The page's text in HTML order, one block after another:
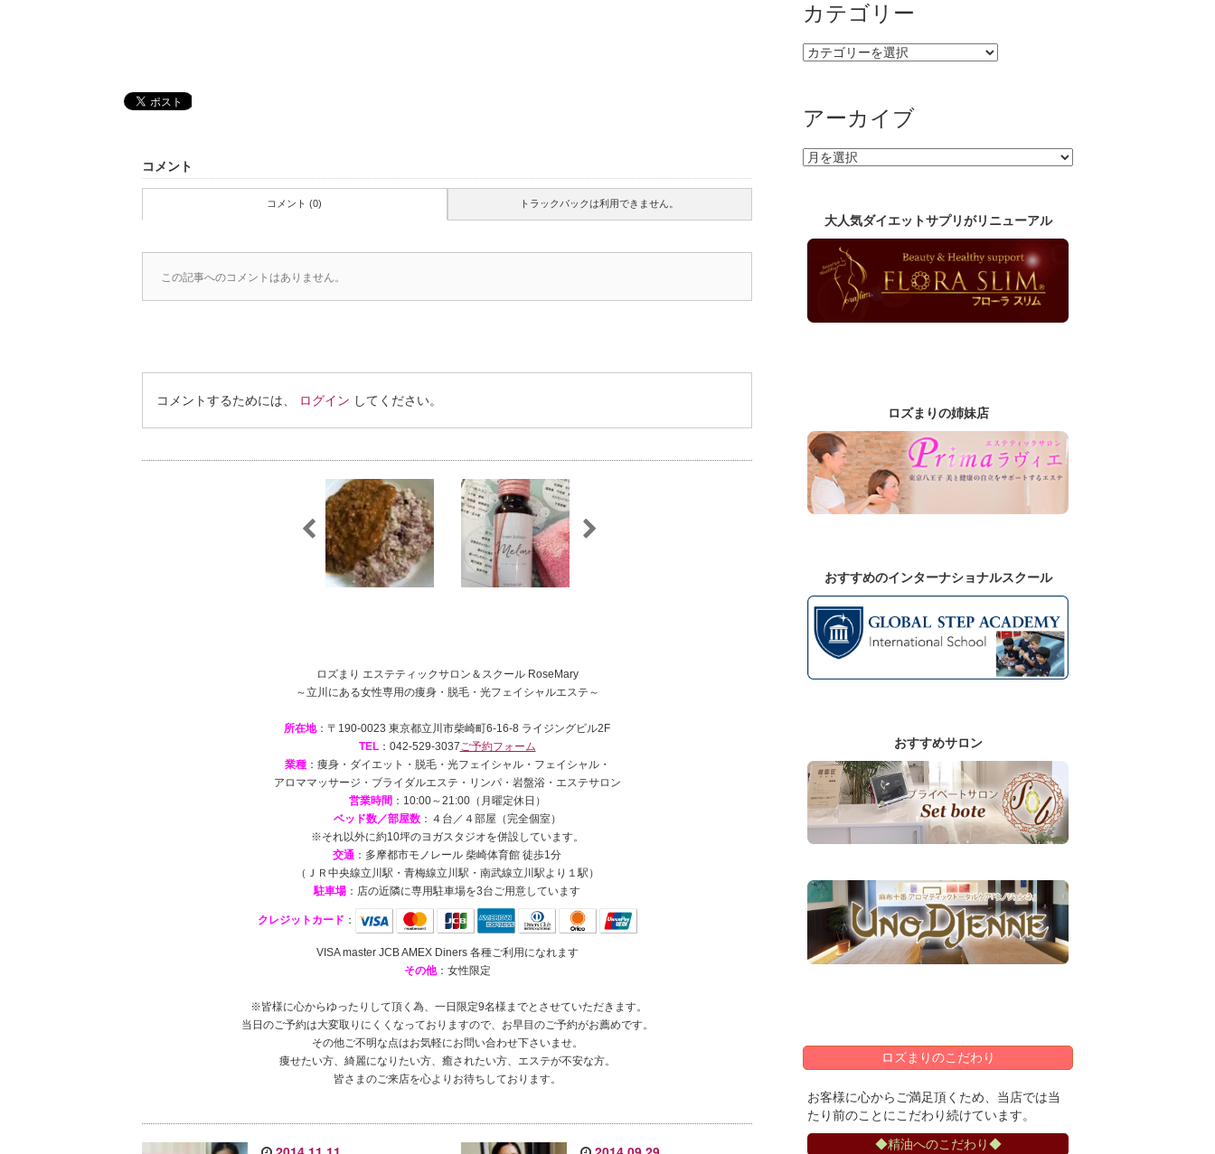
コメント
コメント (0) トラックバックは利用できません。
この記事へのコメントはありません。
コメントするためには、 ログイン してください。
ロズまり エステティックサロン＆スクール RoseMary
～立川にある女性専用の痩身・脱毛・光フェイシャルエステ～
所在地：〒190-0023 東京都立川市柴崎町6-16-8 ライジングビル2F
TEL：042-529-3037ご予約フォーム
業種：痩身・ダイエット・脱毛・光フェイシャル・フェイシャル・
アロママッサージ・ブライダルエステ・リンパ・岩盤浴・エステサロン
営業時間 ：10:00～21:00（月曜定休日）
ベッド数／部屋数：４台／４部屋（完全個室）
※それ以外に約10坪のヨガスタジオを併設しています。
交通 ：多摩都市モノレール 柴崎体育館 徒歩1分
（ＪＲ中央線立川駅・青梅線立川駅・南武線立川駅より１駅）
駐車場 ：店の近隣に専用駐車場を3台ご用意しています
クレジットカード ：
VISA master JCB AMEX Diners 各種ご利用になれます
その他：女性限定
※皆様に心からゆったりして頂く為、一日限定9名様までとさせていただきます。
当日のご予約は大変取りにくくなっておりますので、お早目のご予約がお薦めです。
その他ご不明な点はお気軽にお問い合わせ下さいませ。
痩せたい方、綺麗になりたい方、癒されたい方、エステが不安な方。
皆さまのご来店を心よりお待ちしております。
カテゴリー
カ
ー
アーカイブ
ア
大人気ダイエットサプリがリニューアル
ロズまりの姉妹店
おすすめのインターナショナルスクール
おすすめサロン
ロズまりのこだわり
お客様に心からご満足頂くため、当店では当
たり前のことにこだわり続けています。
◆精油へのこだわり◆